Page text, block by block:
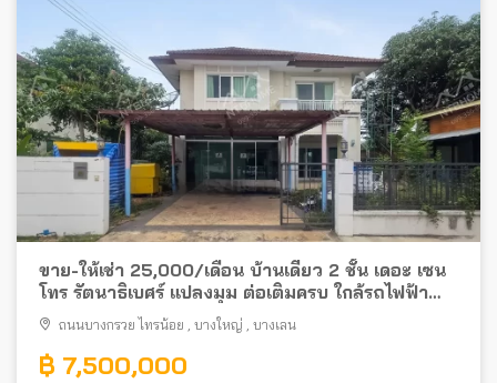
ขาย-ให้เช่า 25,000/เดือน บ้านเดี่ยว 2 ชั้น เดอะ เซน
โทร รัตนาธิเบศร์ แปลงมุม ต่อเติมครบ ใกล้รถไฟฟ้า
MRT สถานีบางพลู
ถนนบางกรวย ไทรน้อย บางใหญ่ บางเลน
฿ 7,500,000